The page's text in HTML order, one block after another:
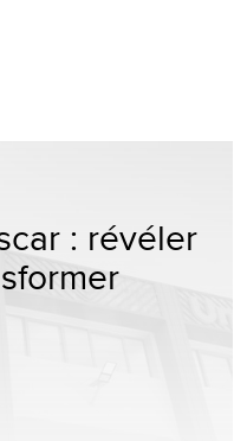
: révéler